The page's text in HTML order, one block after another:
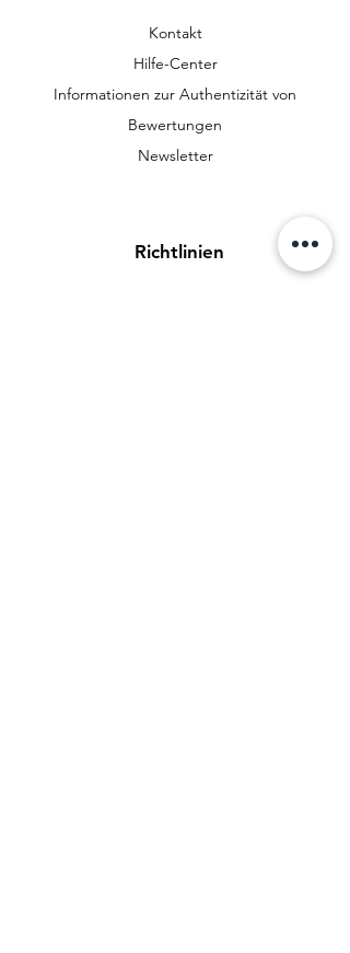
Kontakt
Hilfe-Center
Informationen zur Authentizität von
Bewertungen
Newsletter
Richtlinien